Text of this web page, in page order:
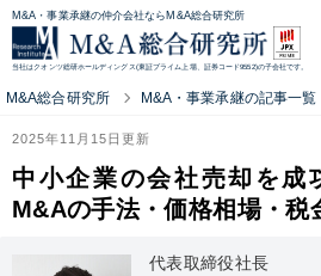
M&A・事業承継の仲介会社ならM&A総合研究所
当社はクオンツ総研ホールディングス(東証プライム上場、証券コード9552)の子会社です。
M&A総合研究所 M&A・事業承継の記事一覧
2025年11月15日更新
中小企業の会社売却を成
M&Aの手法・価格相場・税
代表取締役社長